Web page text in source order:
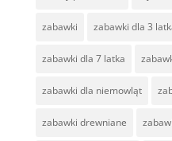
zabawki zabawki dla 3
zabawki dla 7 latka
zabawki dla niemowląt
zabawki drewniane